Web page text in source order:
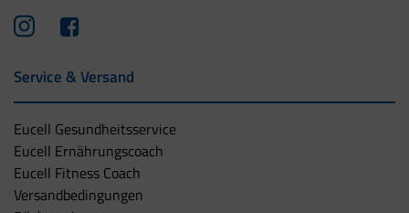
Service & Versand
Eucell Gesundheitsservice
Eucell Ernährungscoach
Eucell Fitness Coach
Versandbedingungen